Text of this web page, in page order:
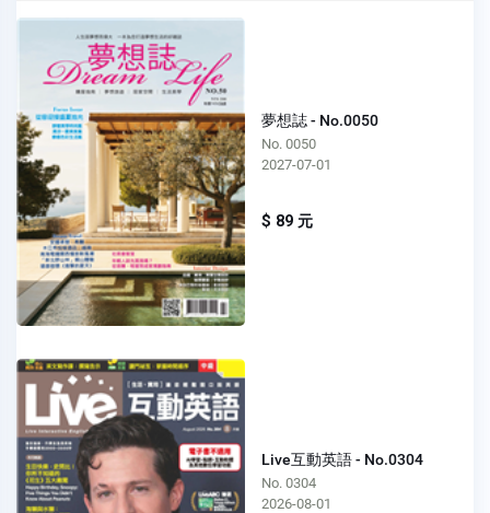
夢想誌 - No.0050
No. 0050
2027-07-01
$ 89 元
Live互動英語 - No.0304
No. 0304
2026-08-01